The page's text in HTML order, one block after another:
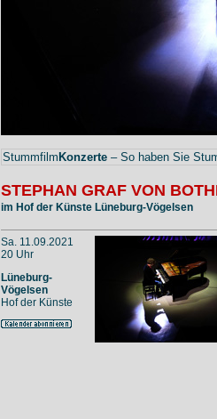
StummfilmKonzerte – So haben Sie
STEPHAN GRAF VON
im Hof der Künste Lüneburg-Vögelsen
Sa. 11.09.2021
20 Uhr
Lüneburg-
Vögelsen
Hof der Künste